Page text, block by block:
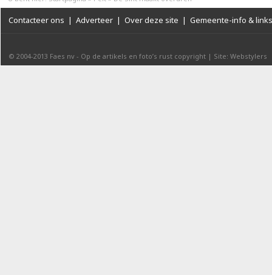
Contacteer ons | Adverteer | Over deze site | Gemeente-info & links
© 2004-2013 Faes nv - Op de artikels en foto’s rust copyright | Site: Webstylers